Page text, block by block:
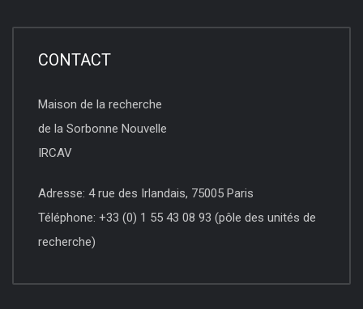
CONTACT
Maison de la recherche
de la Sorbonne Nouvelle
IRCAV
Adresse: 4 rue des Irlandais, 75005 Paris
Téléphone: +33 (0) 1 55 43 08 93 (pôle des unités de
recherche)